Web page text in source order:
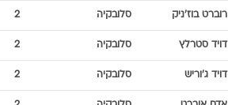
רוברט בוז'ניק סלובקיה 2
דויד סטרלץ סלובקיה 2
דויד ג'וריש סלובקיה 2